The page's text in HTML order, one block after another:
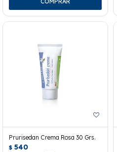
Prurisedan Crema Rosa 30 Grs.
$ 540